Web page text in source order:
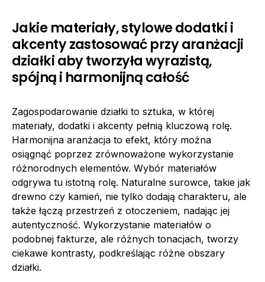
Jakie materiały, stylowe dodatki i
akcenty zastosować przy aranżacji
działki aby tworzyła wyrazistą,
spójną i harmonijną całość
Zagospodarowanie działki to sztuka, w której
materiały, dodatki i akcenty pełnią kluczową rolę.
Harmonijna aranżacja to efekt, który można
osiągnąć poprzez zrównoważone wykorzystanie
różnorodnych elementów. Wybór materiałów
odgrywa tu istotną rolę. Naturalne surowce, takie jak
drewno czy kamień, nie tylko dodają charakteru, ale
także łączą przestrzeń z otoczeniem, nadając jej
autentyczność. Wykorzystanie materiałów o
podobnej fakturze, ale różnych tonacjach, tworzy
ciekawe kontrasty, podkreślając różne obszary
działki.